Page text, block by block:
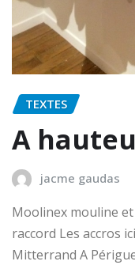
TEXTES
A
jacme gaudas
Moolinex mouline
raccord Les accros
Mitterrand A